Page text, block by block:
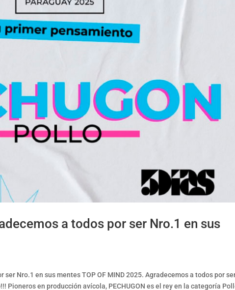
a todos por ser Nro.1 en sus
ser Nro.1 en sus mentes TOP OF MIND 2025. Agradecemos a todos por
Pioneros en producción avícola, PECHUGON es el rey en la categoría